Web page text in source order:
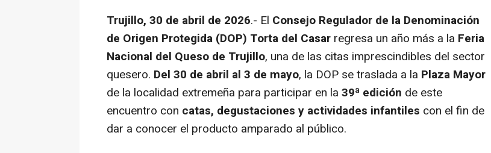
Trujillo, 30 de abril de 2026.- El Consejo Regulador de la Denominación
de Origen Protegida (DOP) Torta del Casar regresa un año más a la Feria
Nacional del Queso de Trujillo, una de las citas imprescindibles del sector
quesero. Del 30 de abril al 3 de mayo, la DOP se traslada a la Plaza Mayor
de la localidad extremeña para participar en la 39ª edición de este
encuentro con catas, degustaciones y actividades infantiles con el fin de
dar a conocer el producto amparado al público.